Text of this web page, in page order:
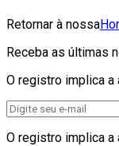
Retornar à nossa
Receba as últimas
O registro implica a
O registro implica a